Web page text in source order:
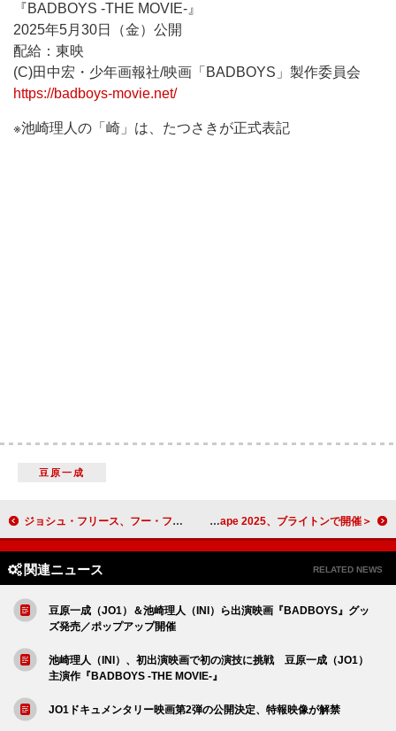
『BADBOYS -THE MOVIE-』
2025年5月30日（金）公開
配給：東映
(C)田中宏・少年画報社/映画「BADBOYS」製作委員会
https://badboys-movie.net/
※池崎理人の「崎」は、たつさきが正式表記
豆原一成
ジョシュ・フリース、フー・ファイターズから“追い出された”10の理由を発表 ＜レポート＞世界の“次世代”が集う場所――The Great Escape 2025、ブライトンで開催
関連ニュース RELATED NEWS
豆原一成（JO1）＆池崎理人（INI）ら出演映画『BADBOYS』グッ
ズ発売／ポップアップ開催
池崎理人（INI）、初出演映画で初の演技に挑戦 豆原一成（JO1）
主演作『BADBOYS -THE MOVIE-』
JO1ドキュメンタリー映画第2弾の公開決定、特報映像が解禁